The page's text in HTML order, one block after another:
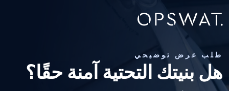
طلب عرض توضيحي
هل بنيتك التحتية آمنة حقًا؟